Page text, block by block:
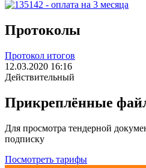
Протоколы
Протокол итогов
12.03.2020 16:16
Действительный
Прикреплённые
Для просмотра тендерной
подписку
Посмотреть тарифы